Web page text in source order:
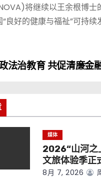
将继续以王余根博
“良好的健康与福祉”可持
法治教育 共促清廉金
媒体
2026“山河之
文旅体验季正
8月 7, 2026